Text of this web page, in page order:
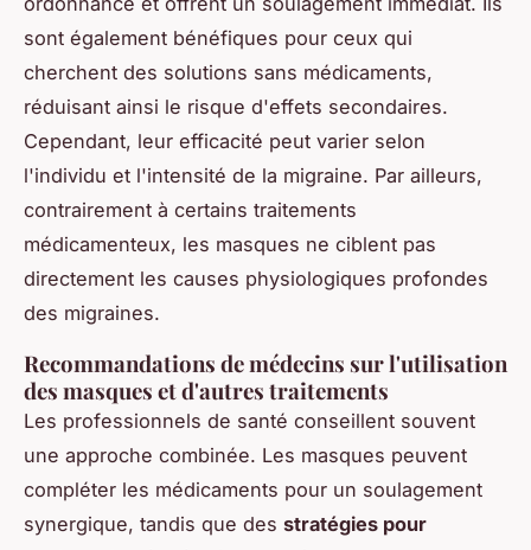
sont également bénéfiques pour ceux qui
cherchent des solutions sans médicaments,
réduisant ainsi le risque d'effets secondaires.
Cependant, leur efficacité peut varier selon
l'individu et l'intensité de la migraine. Par ailleurs,
contrairement à certains traitements
médicamenteux, les masques ne ciblent pas
directement les causes physiologiques profondes
des migraines.
Recommandations de médecins sur l'utilisation
des masques et d'autres traitements
Les professionnels de santé conseillent souvent
une approche combinée. Les masques peuvent
compléter les médicaments pour un soulagement
synergique, tandis que des stratégies pour